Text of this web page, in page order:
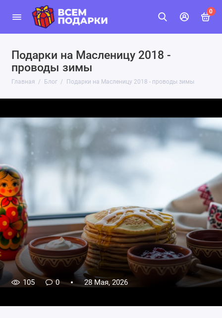
0
Подарки на Масленицу 2018 -
проводы зимы
Главная Блог Подарки на Масленицу 2018 - проводы зимы
105 0 28 Мая, 2026